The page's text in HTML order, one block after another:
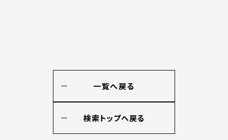
一覧へ戻る
検索トップへ戻る